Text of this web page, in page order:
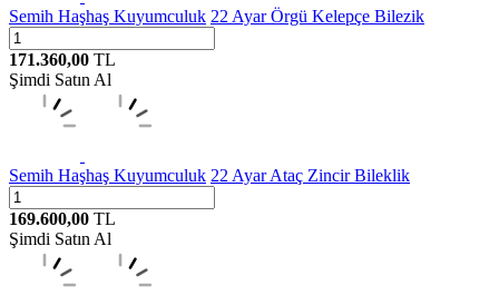
Semih Haşhaş Kuyumculuk 22 Ayar Örgü Kelepçe Bilezik
171.360,00 TL
Şimdi Satın Al
Semih Haşhaş Kuyumculuk 22 Ayar Ataç Zincir Bileklik
169.600,00 TL
Şimdi Satın Al